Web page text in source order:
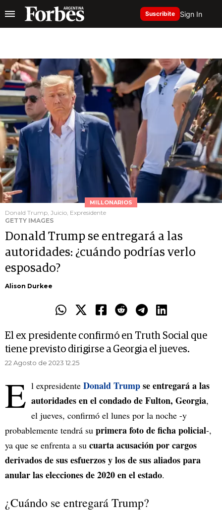
Suscribite Sign In
MILLONARIOS
Donald Trump, Juicio, Expresidente
GETTY IMAGES
Donald Trump se entregará a las
autoridades: ¿cuándo podrías verlo
esposado?
Alison Durkee
El ex presidente confirmó en Truth Social que
tiene previsto dirigirse a Georgia el jueves.
22 Agosto de 2023 12.25
E l expresidente Donald Trumpse entregará a las
autoridades en el condado de Fulton, Georgia,
el jueves, confirmó el lunes por la noche -y
probablemente tendrá su primera foto de ficha policial-,
ya que se enfrenta a su cuarta acusación por cargos
derivados de sus esfuerzos y los de sus aliados para
anular las elecciones de 2020 en el estado.
¿Cuándo se entregará Trump?